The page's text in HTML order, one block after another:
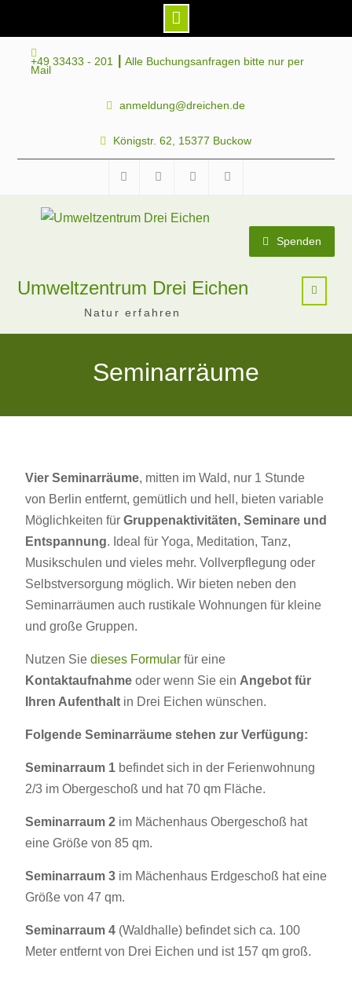
+49 33433 - 201 ┃ Alle Buchungsanfragen bitte nur per
Mail
anmeldung@dreichen.de
Königstr. 62, 15377 Buckow
Spenden
Umweltzentrum Drei Eichen
Natur erfahren
Seminarräume
Vier Seminarräume, mitten im Wald, nur 1 Stunde
von Berlin entfernt, gemütlich und hell, bieten variable
Möglichkeiten für Gruppenaktivitäten, Seminare und
Entspannung. Ideal für Yoga, Meditation, Tanz,
Musikschulen und vieles mehr. Vollverpflegung oder
Selbstversorgung möglich. Wir bieten neben den
Seminarräumen auch rustikale Wohnungen für kleine
und große Gruppen.
Nutzen Sie dieses Formularfür eine
Kontaktaufnahmeoder wenn Sie ein Angebot für
Ihren Aufenthaltin Drei Eichen wünschen.
Folgende Seminarräume stehen zur Verfügung:
Seminarraum 1befindet sich in der Ferienwohnung
2/3 im Obergeschoß und hat 70 qm Fläche.
Seminarraum 2im Mächenhaus Obergeschoß hat
eine Größe von 85 qm.
Seminarraum 3im Mächenhaus Erdgeschoß hat eine
Größe von 47 qm.
Seminarraum 4(Waldhalle) befindet sich ca. 100
Meter entfernt von Drei Eichen und ist 157 qm groß.